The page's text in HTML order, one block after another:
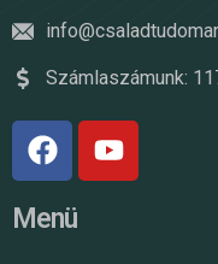
Számlaszámunk:
Menü